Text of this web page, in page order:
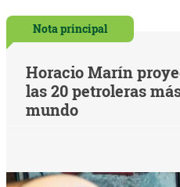
Nota principal
Horacio Marín
las 20 petroleras
mundo